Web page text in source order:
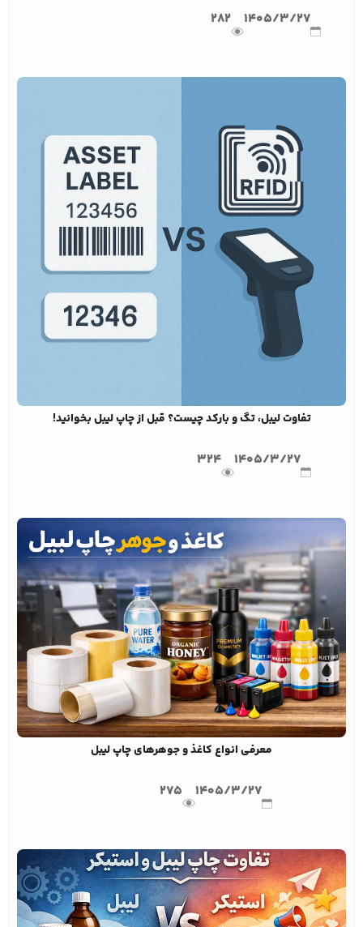
1405/3/27
282
تفاوت لیبل، تگ و بارکد چیست؟ قبل از چاپ لیبل بخوانید!
1405/3/27
324
معرفی انواع کاغذ و جوهرهای چاپ لیبل
1405/3/27
275